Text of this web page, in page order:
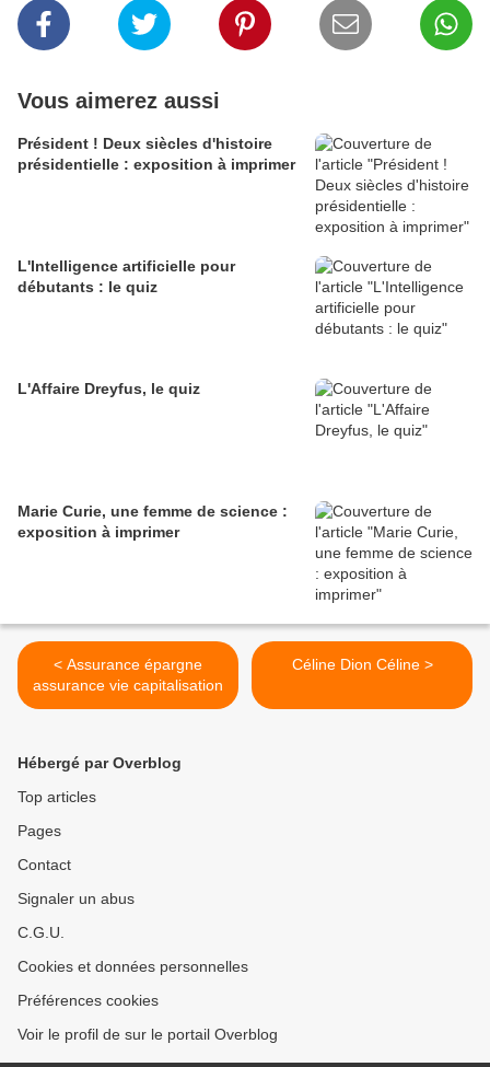
Vous aimerez aussi
Président ! Deux siècles d'histoire
présidentielle : exposition à imprimer
L'Intelligence artificielle pour
débutants : le quiz
L'Affaire Dreyfus, le quiz
Marie Curie, une femme de science :
exposition à imprimer
< Assurance épargne
assurance vie capitalisation
Céline Dion Céline >
Hébergé par Overblog
Top articles
Pages
Contact
Signaler un abus
C.G.U.
Cookies et données personnelles
Préférences cookies
Voir le profil de sur le portail Overblog